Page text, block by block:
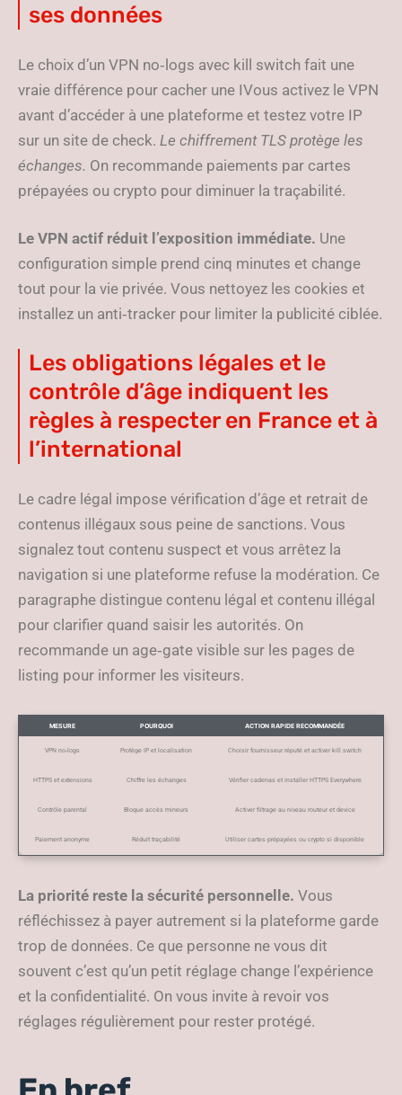
ses données
Le choix d’un VPN no‑logs avec kill switch fait une
vraie différence pour cacher une IVous activez le VPN
avant d’accéder à une plateforme et testez votre IP
sur un site de check. Le chiffrement TLS protège les
échanges. On recommande paiements par cartes
prépayées ou crypto pour diminuer la traçabilité.
Le VPN actif réduit l’exposition immédiate. Une
configuration simple prend cinq minutes et change
tout pour la vie privée. Vous nettoyez les cookies et
installez un anti‑tracker pour limiter la publicité ciblée.
Les obligations légales et le
contrôle d’âge indiquent les
règles à respecter en France et à
l’international
Le cadre légal impose vérification d’âge et retrait de
contenus illégaux sous peine de sanctions. Vous
signalez tout contenu suspect et vous arrêtez la
navigation si une plateforme refuse la modération. Ce
paragraphe distingue contenu légal et contenu illégal
pour clarifier quand saisir les autorités. On
recommande un age‑gate visible sur les pages de
listing pour informer les visiteurs.
MESURE POURQUOI ACTION RAPIDE RECOMMANDÉE
VPN no‑logs Protège IP et localisation Choisir fournisseur réputé et activer kill switch
HTTPS et extensions Chiffre les échanges Vérifier cadenas et installer HTTPS Everywhere
Contrôle parental Bloque accès mineurs Activer filtrage au niveau routeur et device
Paiement anonyme Réduit traçabilité Utiliser cartes prépayées ou crypto si disponible
La priorité reste la sécurité personnelle. Vous
réfléchissez à payer autrement si la plateforme garde
trop de données. Ce que personne ne vous dit
souvent c’est qu’un petit réglage change l’expérience
et la confidentialité. On vous invite à revoir vos
réglages régulièrement pour rester protégé.